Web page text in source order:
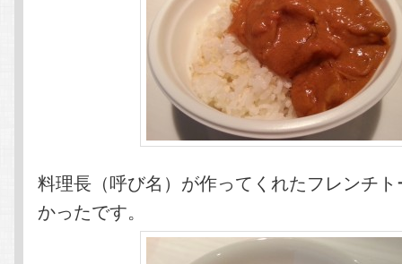
料理長（呼び名）が作ってくれたフレンチ
かったです。